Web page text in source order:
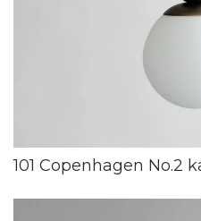
101 Copenhagen No.2